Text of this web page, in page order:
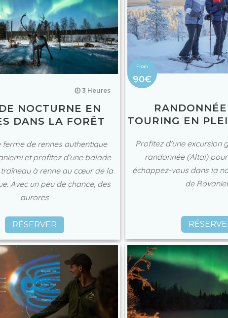
🕖 3 Heures
NOCTURNE EN
DANS LA FORÊT
ferme de rennes authentique
et profitez d’une balade
à renne au cœur de la
Avec un peu de chance, des
aurores
RÉSERVER
90€
TOURING EN
Profitez d'une excursion
randonnée (Altai)
échappez-vous dans la
de